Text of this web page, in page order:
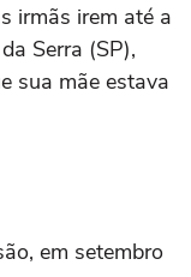
irmãs irem até a
Serra (SP),
sua mãe estava
em setembro